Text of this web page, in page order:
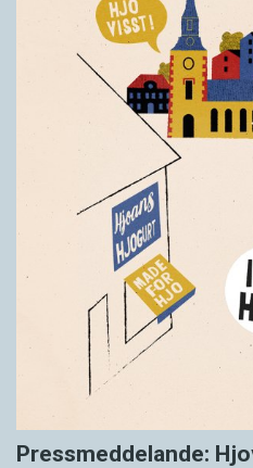
Pressmeddelande: